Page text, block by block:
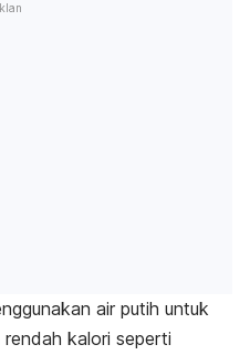
Iklan
air putih untuk
kalori seperti